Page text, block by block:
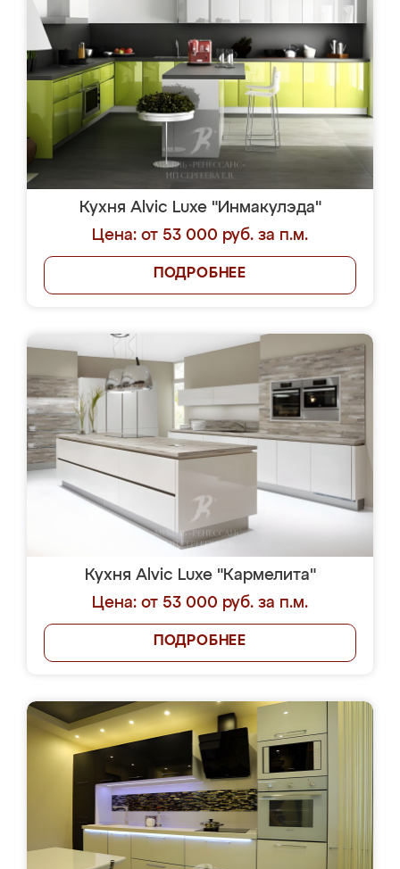
Кухня Alvic Luxe "Инмакулэда"
Цена: от 53 000 руб. за п.м.
ПОДРОБНЕЕ
Кухня Alvic Luxe "Кармелита"
Цена: от 53 000 руб. за п.м.
ПОДРОБНЕЕ